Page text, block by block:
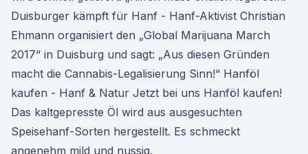
Duisburger kämpft für Hanf - Hanf-Aktivist Christian
Ehmann organisiert den „Global Marijuana March
2017“ in Duisburg und sagt: „Aus diesen Gründen
macht die Cannabis-Legalisierung Sinn!“ Hanföl
kaufen - Hanf & Natur Jetzt bei uns Hanföl kaufen!
Das kaltgepresste Öl wird aus ausgesuchten
Speisehanf-Sorten hergestellt. Es schmeckt
angenehm mild und nussig.